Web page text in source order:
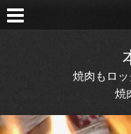
焼肉もロッ
焼